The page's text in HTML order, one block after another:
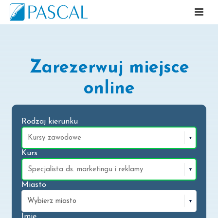
Zarezerwuj miejsce
online
Rodzaj kierunku
Kurs
Miasto